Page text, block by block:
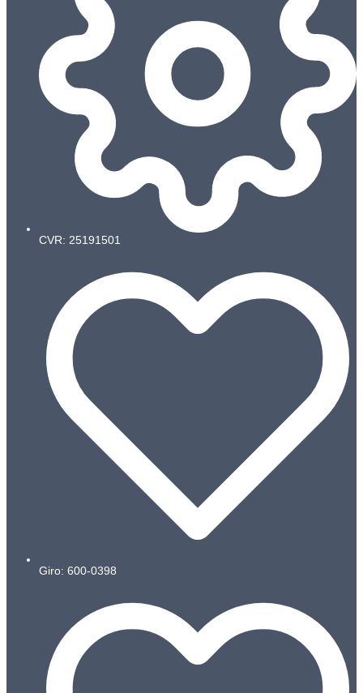
CVR: 25191501
Giro: 600-0398